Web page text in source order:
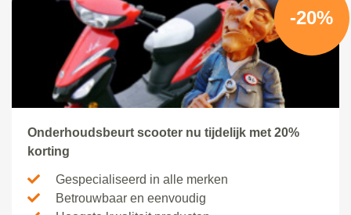
-20%
Onderhoudsbeurt scooter nu tijdelijk met 20%
korting
Gespecialiseerd in alle merken
Betrouwbaar en eenvoudig